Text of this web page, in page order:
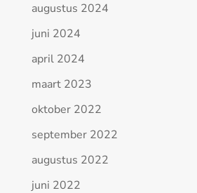
augustus 2024
juni 2024
april 2024
maart 2023
oktober 2022
september 2022
augustus 2022
juni 2022